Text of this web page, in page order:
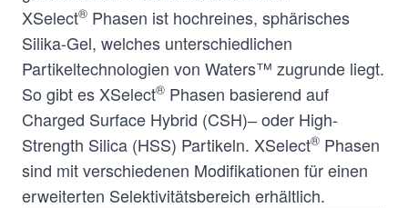
XSelect® Phasen ist hochreines, sphärisches
Silika-Gel, welches unterschiedlichen
Partikeltechnologien von Waters™ zugrunde liegt.
So gibt es XSelect® Phasen basierend auf
Charged Surface Hybrid (CSH)‒ oder High-
Strength Silica (HSS) Partikeln. XSelect® Phasen
sind mit verschiedenen Modifikationen für einen
erweiterten Selektivitätsbereich erhältlich.